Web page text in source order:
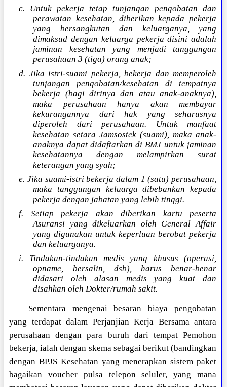
c. Untuk pekerja tetap tunjangan pengobatan dan
perawatan kesehatan, diberikan kepada pekerja
yang bersangkutan dan keluarganya, yang
dimaksud dengan keluarga pekerja disini adalah
jaminan kesehatan yang menjadi tanggungan
perusahaan 3 (tiga) orang anak;
d. Jika istri-suami pekerja, bekerja dan memperoleh
tunjangan pengobatan/kesehatan di tempatnya
bekerja (bagi dirinya dan atau anak-anaknya),
maka perusahaan hanya akan membayar
kekurangannya dari hak yang seharusnya
diperoleh dari perusahaan. Untuk manfaat
kesehatan setara Jamsostek (suami), maka anak-
anaknya dapat didaftarkan di BMJ untuk jaminan
kesehatannya dengan melampirkan surat
keterangan yang syah;
e. Jika suami-istri bekerja dalam 1 (satu) perusahaan,
maka tanggungan keluarga dibebankan kepada
pekerja dengan jabatan yang lebih tinggi.
f. Setiap pekerja akan diberikan kartu peserta
Asuransi yang dikeluarkan oleh General Affair
yang digunakan untuk keperluan berobat pekerja
dan keluarganya.
i. Tindakan-tindakan medis yang khusus (operasi,
opname, bersalin, dsb), harus benar-benar
didasari oleh alasan medis yang kuat dan
disahkan oleh Dokter/rumah sakit.
Sementara mengenai besaran biaya pengobatan
yang terdapat dalam Perjanjian Kerja Bersama antara
perusahaan dengan para buruh dari tempat Pemohon
bekerja, ialah dengan skema sebagai berikut (bandingkan
dengan BPJS Kesehatan yang menerapkan sistem paket
bagaikan voucher pulsa telepon seluler, yang mana